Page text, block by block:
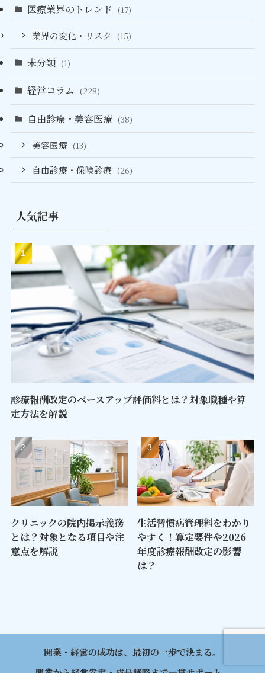
医療業界のトレンド (17)
業界の変化・リスク (15)
未分類 (1)
経営コラム (228)
自由診療・美容医療 (38)
美容医療 (13)
自由診療・保険診療 (26)
人気記事
診療報酬改定のベースアップ評価料とは？対象職種や算
定方法を解説
クリニックの院内掲示義務
とは？対象となる項目や注
意点を解説
生活習慣病管理料をわかり
やすく！算定要件や2026
年度診療報酬改定の影響
は？
開業・経営の成功は、最初の一歩で決まる。